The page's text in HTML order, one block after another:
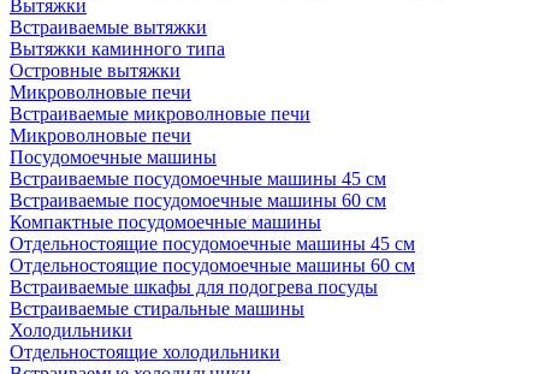
Вытяжки
Встраиваемые вытяжки
Вытяжки каминного типа
Островные вытяжки
Микроволновые печи
Встраиваемые микроволновые печи
Микроволновые печи
Посудомоечные машины
Встраиваемые посудомоечные машины 45 см
Встраиваемые посудомоечные машины 60 см
Компактные посудомоечные машины
Отдельностоящие посудомоечные машины 45 см
Отдельностоящие посудомоечные машины 60 см
Встраиваемые шкафы для подогрева посуды
Встраиваемые стиральные машины
Холодильники
Отдельностоящие холодильники